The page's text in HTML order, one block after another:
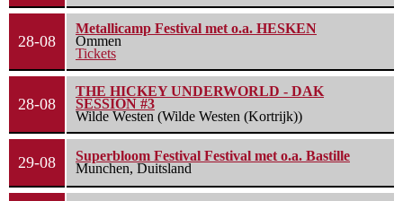
28-08
Metallicamp Festival met o.a. HESKEN
Ommen
Tickets
28-08
THE HICKEY UNDERWORLD - DAK
SESSION #3
Wilde Westen (Wilde Westen (Kortrijk))
29-08
Superbloom Festival Festival met o.a. Bastille
Munchen, Duitsland